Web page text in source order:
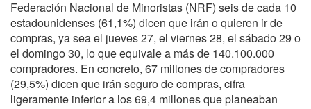
Federación Nacional de Minoristas (NRF) seis de cada 10
estadounidenses (61,1%) dicen que irán o quieren ir de
compras, ya sea el jueves 27, el viernes 28, el sábado 29 o
el domingo 30, lo que equivale a más de 140.100.000
compradores. En concreto, 67 millones de compradores
(29,5%) dicen que irán seguro de compras, cifra
ligeramente inferior a los 69,4 millones que planeaban